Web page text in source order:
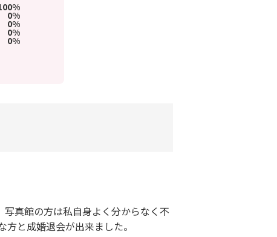
0%
0%
0%
0%
真館の方は私自身よく分からなく不
と成婚退会が出来ました。